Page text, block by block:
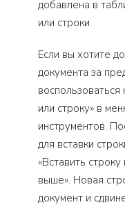
добавлена в
или строки.
Если вы хотите
документа за
или строку» в
инструментов.
для вставки
«Вставить
выше». Новая
документ и